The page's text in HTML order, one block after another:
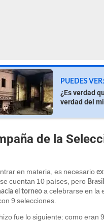
PUEDES VER:
¿Es verdad
verdad del
de la
en materia, es necesario
se cuentan 10 países, pero Brasil
el torneo a celebrarse en la
9 selecciones.
fue lo siguiente: como eran